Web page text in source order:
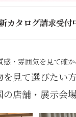
カタログ請求受付
感・雰囲気を見て確
を見て選びたい
の店舗・展示会